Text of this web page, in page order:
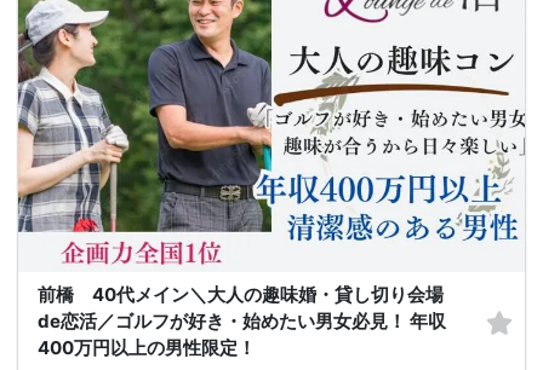
前橋 40代メイン＼大人の趣味婚・貸し切り会場
de恋活／ゴルフが好き・始めたい男女必見！ 年収
400万円以上の男性限定！